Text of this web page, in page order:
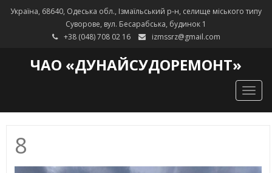
Україна, 68640, Одеська обл., Ізмаїльський р-н, селище міського типу
Суворове, вул. Бесарабська, будинок 1
+38 (048) 708 02 16
izmssrz@gmail.com
ЧАО «ДУНАЙСУДОРЕМОНТ»
8